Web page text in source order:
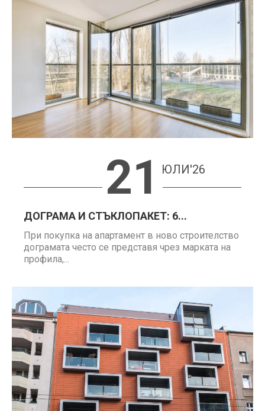
21 ЮЛИ'26
ДОГРАМА И СТЪКЛОПАКЕТ: 6...
При покупка на апартамент в ново строителство
дограмата често се представя чрез марката на
профила,...